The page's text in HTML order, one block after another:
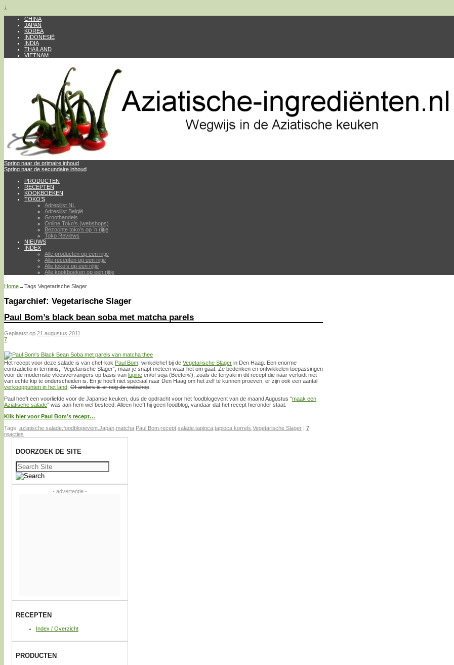
↓
CHINA
JAPAN
KOREA
INDONESIË
INDIA
THAILAND
VIETNAM
Spring naar de primaire inhoud
Spring naar de secundaire inhoud
PRODUCTEN
RECEPTEN
KOOKBOEKEN
TOKO’S
Adreslijst NL
Adreslijst België
Groothandels
Online Toko’s (webshops)
Bezochte toko’s op ’n rijtje
Toko Reviews
NIEUWS
INDEX
Alle producten op een rijtje
Alle recepten op een rijtje
Alle toko’s op een rijtje
Alle kookboeken op een rijtje
Home→Tags Vegetarische Slager
Tagarchief: Vegetarische Slager
Paul Bom’s black bean soba met matcha parels
Geplaatst op 21 augustus 2011
7
Het recept voor deze salade is van chef-kok Paul Bom , winkelchef bij de Vegetarische Slager in Den Haag. Een enorme
contradictio in terminis, “Vegetarische Slager”, maar je snapt meteen waar het om gaat. Ze bedenken en ontwikkelen toepassingen
voor de modernste vleesvervangers op basis van lupine en/of soja (Beeter©), zoals de teriyaki in dit recept die naar verluidt niet
van echte kip te onderscheiden is. En je hoeft niet speciaal naar Den Haag om het zelf te kunnen proeven, er zijn ook een aantal
verkooppunten in het land Of anders is er nog de webshop
Paul heeft een voorliefde voor de Japanse keuken, dus de opdracht voor het foodblogevent van de maand Augustus “maak een
Aziatische salade” was aan hem wel besteed. Alleen heeft hij geen foodblog, vandaar dat het recept hieronder staat.
Klik hier voor Paul Bom’s recept…
Tags: aziatische salade foodblogevent Japan matcha Paul Bom recept salade tapioca tapioca korrels Vegetarische Slager | 7
reacties
DOORZOEK DE SITE
Zoeken
naar:
- advertentie -
RECEPTEN
Index / Overzicht
PRODUCTEN